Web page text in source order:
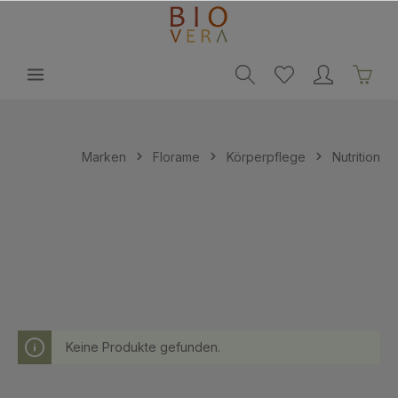
Marken Florame Körperpflege Nutrition
Keine Produkte gefunden.